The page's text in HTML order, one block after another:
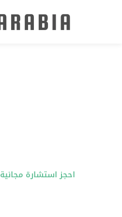
احجز استشارة مجانية